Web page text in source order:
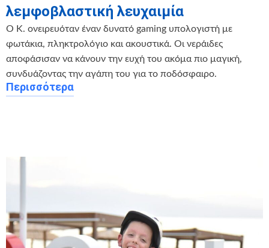
λεμφοβλαστική λευχαιμία
Ο Κ. ονειρευόταν έναν δυνατό gaming υπολογιστή με
φωτάκια, πληκτρολόγιο και ακουστικά. Οι νεράιδες
αποφάσισαν να κάνουν την ευχή του ακόμα πιο μαγική,
συνδυάζοντας την αγάπη του για το ποδόσφαιρο.
Περισσότερα